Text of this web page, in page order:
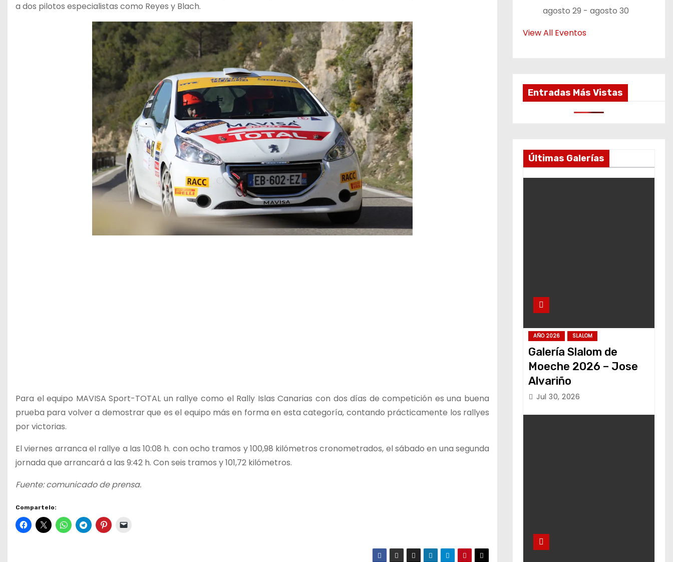
a dos pilotos especialistas como Reyes y Blach.
Para el equipo MAVISA Sport-TOTAL un rallye como el Rally Islas Canarias con dos días de competición es una buena
prueba para volver a demostrar que es el equipo más en forma en esta categoría, contando prácticamente los rallyes
por victorias.
El viernes arranca el rallye a las 10:08 h. con ocho tramos y 100,98 kilómetros cronometrados, el sábado en una segunda
jornada que arrancará a las 9:42 h. Con seis tramos y 101,72 kilómetros.
Fuente: comunicado de prensa.
Compartelo:
agosto 29 - agosto 30
View All Eventos
Entradas Más Vistas
Últimas Galerías
AÑO 2026 SLALOM
Galería Slalom de
Moeche 2026 – Jose
Alvariño
Jul 30, 2026